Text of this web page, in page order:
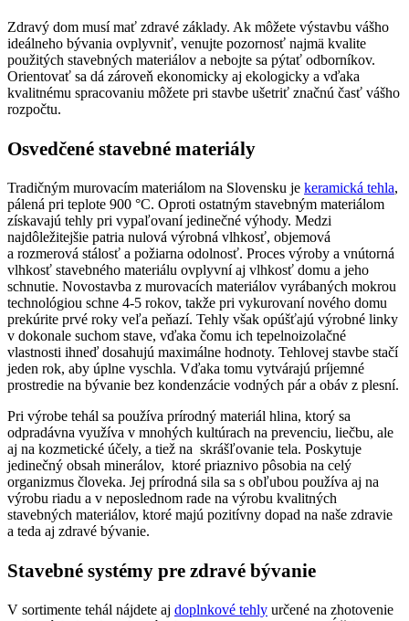
Zdravý dom musí mať zdravé základy. Ak môžete výstavbu vášho
ideálneho bývania ovplyvniť, venujte pozornosť najmä kvalite
použitých stavebných materiálov a nebojte sa pýtať odborníkov.
Orientovať sa dá zároveň ekonomicky aj ekologicky a vďaka
kvalitnému spracovaniu môžete pri stavbe ušetriť značnú časť vášho
rozpočtu.
Osvedčené stavebné materiály
Tradičným murovacím materiálom na Slovensku je keramická tehla,
pálená pri teplote 900 °C. Oproti ostatným stavebným materiálom
získavajú tehly pri vypaľovaní jedinečné výhody. Medzi
najdôležitejšie patria nulová výrobná vlhkosť, objemová
a rozmerová stálosť a požiarna odolnosť. Proces výroby a vnútorná
vlhkosť stavebného materiálu ovplyvní aj vlhkosť domu a jeho
schnutie. Novostavba z murovacích materiálov vyrábaných mokrou
technológiou schne 4-5 rokov, takže pri vykurovaní nového domu
prekúrite prvé roky veľa peňazí. Tehly však opúšťajú výrobné linky
v dokonale suchom stave, vďaka čomu ich tepelnoizolačné
vlastnosti ihneď dosahujú maximálne hodnoty. Tehlovej stavbe stačí
jeden rok, aby úplne vyschla. Vďaka tomu vytvárajú príjemné
prostredie na bývanie bez kondenzácie vodných pár a obáv z plesní.
Pri výrobe tehál sa používa prírodný materiál hlina, ktorý sa
odpradávna využíva v mnohých kultúrach na prevenciu, liečbu, ale
aj na kozmetické účely, a tiež na skrášľovanie tela. Poskytuje
jedinečný obsah minerálov, ktoré priaznivo pôsobia na celý
organizmus človeka. Jej prírodná sila sa s obľubou používa aj na
výrobu riadu a v neposlednom rade na výrobu kvalitných
stavebných materiálov, ktoré majú pozitívny dopad na naše zdravie
a teda aj zdravé bývanie.
Stavebné systémy pre zdravé bývanie
V sortimente tehál nájdete aj doplnkové tehly určené na zhotovenie